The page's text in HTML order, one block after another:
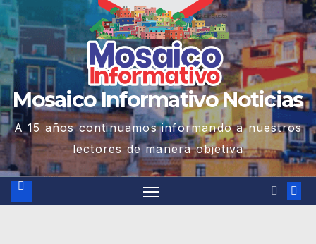
Mosaico Informativo Noticias
A 15 años continuamos informando a nuestros
lectores de manera objetiva